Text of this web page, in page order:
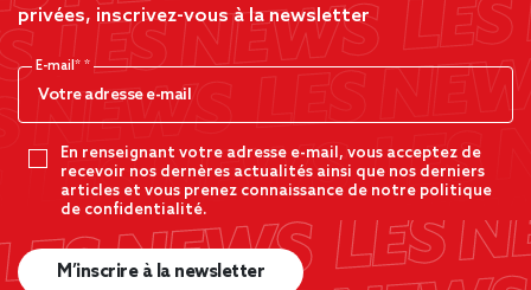
privées, inscrivez-vous à la newsletter
E-mail*
En renseignant votre adresse e-mail, vous acceptez de
recevoir nos dernères actualités ainsi que nos derniers
articles et vous prenez connaissance de notre politique
de confidentialité.
M’inscrire à la newsletter